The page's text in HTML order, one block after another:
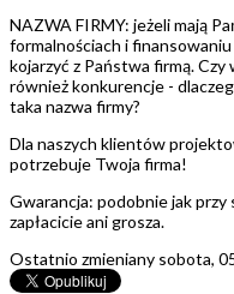
NAZWA FIRMY: jeżeli mają
formalnościach i
kojarzyć z Państwa firmą.
również konkurencje -
taka nazwa firmy?
Dla naszych klientów
potrzebuje Twoja firma!
Gwarancja: podobnie jak
zapłacicie ani grosza.
Ostatnio zmieniany sobota,